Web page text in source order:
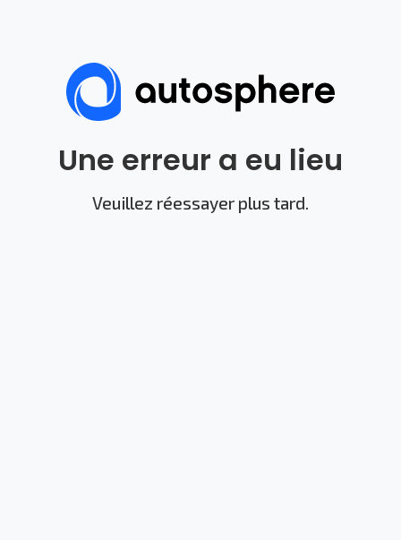
Une erreur a eu lieu
Veuillez réessayer plus tard.